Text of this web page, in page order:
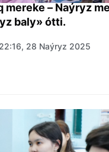
– Naýryz
baly» ótti.
22:16, 28 Naýryz 2025